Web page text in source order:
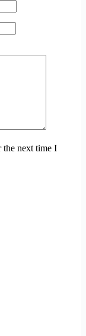
the next time I